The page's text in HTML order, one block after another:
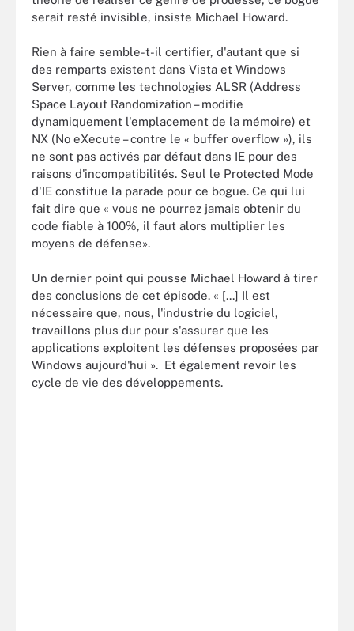
serait resté invisible, insiste Michael Howard.
Rien à faire semble-t-il certifier, d'autant que si
des remparts existent dans Vista et Windows
Server, comme les technologies ALSR (Address
Space Layout Randomization – modifie
dynamiquement l'emplacement de la mémoire) et
NX (No eXecute – contre le « buffer overflow »), ils
ne sont pas activés par défaut dans IE pour des
raisons d'incompatibilités. Seul le Protected Mode
d'IE constitue la parade pour ce bogue. Ce qui lui
fait dire que « vous ne pourrez jamais obtenir du
code fiable à 100%, il faut alors multiplier les
moyens de défense».
Un dernier point qui pousse Michael Howard à tirer
des conclusions de cet épisode. « [...] Il est
nécessaire que, nous, l'industrie du logiciel,
travaillons plus dur pour s'assurer que les
applications exploitent les défenses proposées par
Windows aujourd'hui ». Et également revoir les
cycle de vie des développements.